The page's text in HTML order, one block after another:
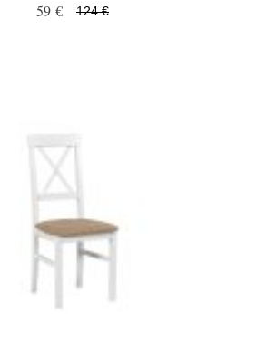
59 € 124 €